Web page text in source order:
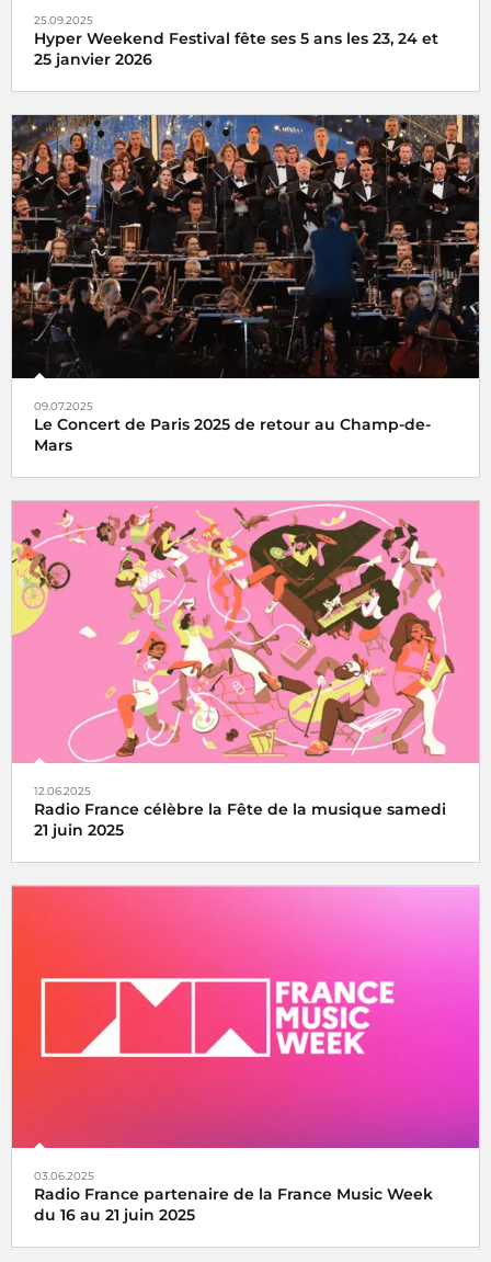
25.09.2025
Hyper Weekend Festival fête ses 5 ans les 23, 24 et
25 janvier 2026
l'Hyper Weekend Festival vous donne rendez-vous à la
Maison de la Radio et de la Musique les 23, 24 et 25 janvier
2026
09.07.2025
Le Concert de Paris 2025 de retour au Champ-de-
Mars
Le Concert de Paris du 14 juillet revient au pied de la Tour
Eiffel toujours en direct sur France Inter, France 2 et dans
le monde entier
12.06.2025
Radio France célèbre la Fête de la musique samedi
21 juin 2025
03.06.2025
Radio France partenaire de la France Music Week
du 16 au 21 juin 2025